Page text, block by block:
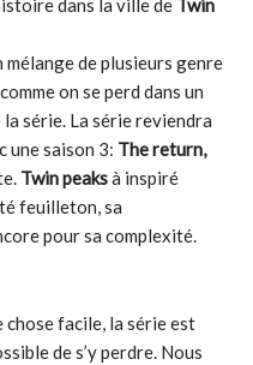
dans la ville de Twin
mélange de plusieurs genre
on se perd dans un
série. La série reviendra
une saison 3: The return,
Twin peaksà inspiré
feuilleton, sa
pour sa complexité.
chose facile, la série est
de s’y perdre. Nous